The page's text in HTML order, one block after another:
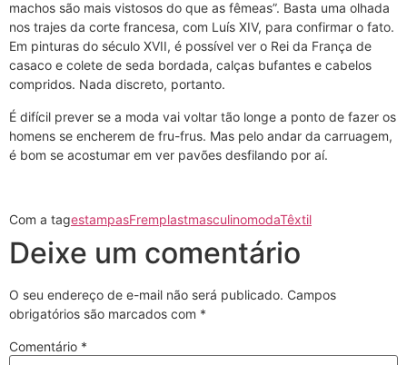
machos são mais vistosos do que as fêmeas”. Basta uma olhada
nos trajes da corte francesa, com Luís XIV, para confirmar o fato.
Em pinturas do século XVII, é possível ver o Rei da França de
casaco e colete de seda bordada, calças bufantes e cabelos
compridos. Nada discreto, portanto.
É difícil prever se a moda vai voltar tão longe a ponto de fazer os
homens se encherem de fru-frus. Mas pelo andar da carruagem,
é bom se acostumar em ver pavões desfilando por aí.
Com a tagestampasFremplastmasculinomodaTêxtil
Deixe um comentário
O seu endereço de e-mail não será publicado. Campos
obrigatórios são marcados com *
Comentário *